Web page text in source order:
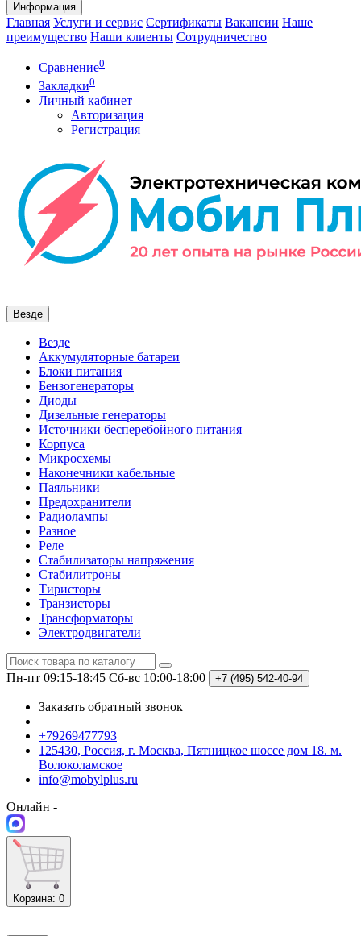
Информация
Главная Услуги и сервис Сертификаты Вакансии Наше
преимущество Наши клиенты Сотрудничество
Сравнение0
Закладки0
Личный кабинет
Авторизация
Регистрация
Везде
Везде
Аккумуляторные батареи
Блоки питания
Бензогенераторы
Диоды
Дизельные генераторы
Источники бесперебойного питания
Корпуса
Микросхемы
Наконечники кабельные
Паяльники
Предохранители
Радиолампы
Разное
Реле
Стабилизаторы напряжения
Стабилитроны
Тиристоры
Транзисторы
Трансформаторы
Электродвигатели
Пн-пт 09:15-18:45 Сб-вс 10:00-18:00 +7 (495) 542-40-94
Заказать обратный звонок
+79269477793
125430, Россия, г. Москва, Пятницкое шоссе дом 18. м.
Волоколамское
info@mobylplus.ru
Онлайн -
Корзина: 0